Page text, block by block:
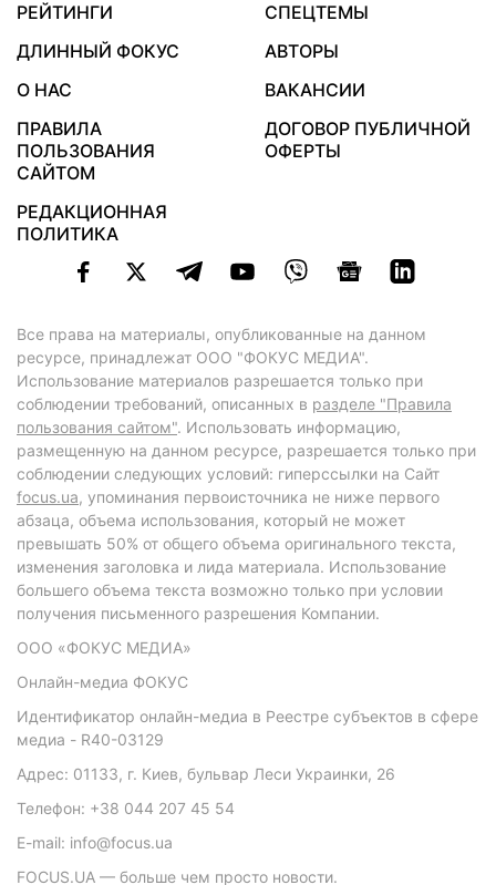
РЕЙТИНГИ
СПЕЦТЕМЫ
ДЛИННЫЙ ФОКУС
АВТОРЫ
О НАС
ВАКАНСИИ
ПРАВИЛА
ПОЛЬЗОВАНИЯ
САЙТОМ
ДОГОВОР ПУБЛИЧНОЙ
ОФЕРТЫ
РЕДАКЦИОННАЯ
ПОЛИТИКА
Все права на материалы, опубликованные на данном
ресурсе, принадлежат ООО "ФОКУС МЕДИА".
Использование материалов разрешается только при
соблюдении требований, описанных в разделе "Правила
пользования сайтом". Использовать информацию,
размещенную на данном ресурсе, разрешается только при
соблюдении следующих условий: гиперссылки на Сайт
focus.ua, упоминания первоисточника не ниже первого
абзаца, объема использования, который не может
превышать 50% от общего объема оригинального текста,
изменения заголовка и лида материала. Использование
большего объема текста возможно только при условии
получения письменного разрешения Компании.
ООО «ФОКУС МЕДИА»
Онлайн-медиа ФОКУС
Идентификатор онлайн-медиа в Реестре субъектов в сфере
медиа - R40-03129
Адрес: 01133, г. Киев, бульвар Леси Украинки, 26
Телефон: +38 044 207 45 54
E-mail: info@focus.ua
FOCUS.UA — больше чем просто новости.